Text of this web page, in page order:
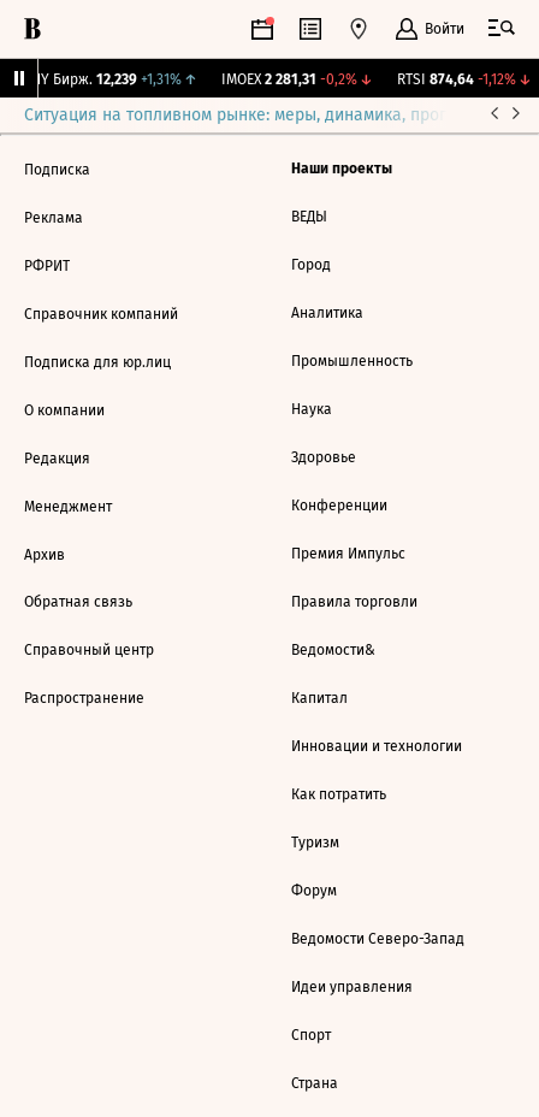
Войти
CNY Бирж. 12,239 +1,31%↑ IMOEX 2 281,31 -0,2%↓ RTSI 874,64 -1,12%↓
Ситуация на топливном рынке: меры, динамика, прогнозы
Подписка
Реклама
РФРИТ
Справочник компаний
Подписка для юр.лиц
О компании
Редакция
Менеджмент
Архив
Обратная связь
Справочный центр
Распространение
Наши проекты
ВЕДЫ
Город
Аналитика
Промышленность
Наука
Здоровье
Конференции
Премия Импульс
Правила торговли
Ведомости&
Капитал
Инновации и технологии
Как потратить
Туризм
Форум
Ведомости Северо-Запад
Идеи управления
Спорт
Страна